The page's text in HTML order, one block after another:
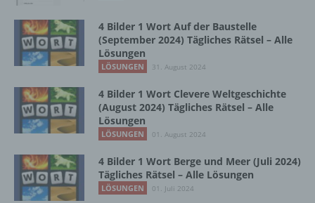
4 Bilder 1 Wort Auf der Baustelle
(September 2024) Tägliches Rätsel – Alle
Lösungen
LÖSUNGEN 31. August 2024
4 Bilder 1 Wort Clevere Weltgeschichte
(August 2024) Tägliches Rätsel – Alle
Lösungen
LÖSUNGEN 01. August 2024
4 Bilder 1 Wort Berge und Meer (Juli 2024)
Tägliches Rätsel – Alle Lösungen
LÖSUNGEN 01. Juli 2024
Daten wie das Erheben, das Erfassen, die
Organisation, das Ordnen, die Speicherung,
die Anpassung oder Veränderung, das
Auslesen, das Abfragen, die Verwendung,
Verbreitung oder eine andere Form der
Bereitstellung, den Abgleich oder die
Verknüpfung, die Einschränkung, das
Löschen oder die Vernichtung.
d) Einschränkung der Verarbeitung